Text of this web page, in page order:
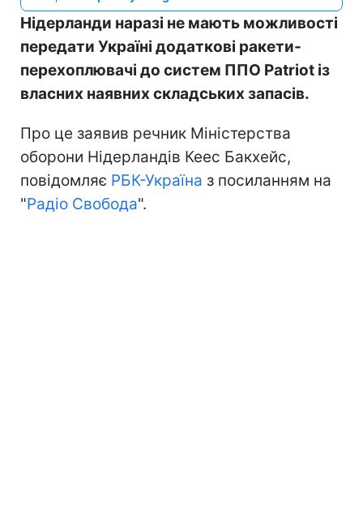
Нідерланди наразі не мають можливості
передати Україні додаткові ракети-
перехоплювачі до систем ППО Patriot із
власних наявних складських запасів.
Про це заявив речник Міністерства
оборони Нідерландів Кеес Бакхейс,
повідомляє РБК-Україна з посиланням на
"Радіо Свобода".